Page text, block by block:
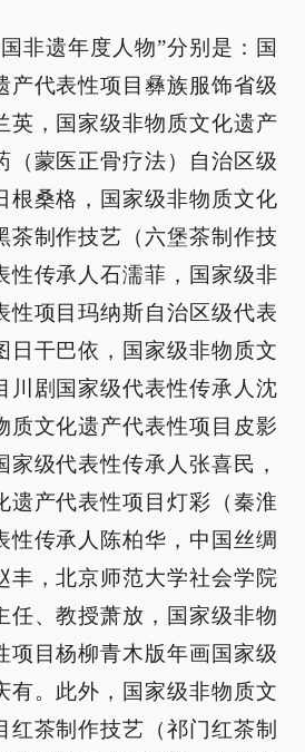
非遗年度人物”分别是：国
产代表性项目彝族服饰省级
英，国家级非物质文化遗产
（蒙医正骨疗法）自治区级
根桑格，国家级非物质文化
茶制作技艺（六堡茶制作技
性传承人石濡菲，国家级非
性项目玛纳斯自治区级代表
日干巴依，国家级非物质文
川剧国家级代表性传承人沈
质文化遗产代表性项目皮影
家级代表性传承人张喜民，
遗产代表性项目灯彩（秦淮
性传承人陈柏华，中国丝绸
丰，北京师范大学社会学院
任、教授萧放，国家级非物
项目杨柳青木版年画国家级
有。此外，国家级非物质文
红茶制作技艺（祁门红茶制